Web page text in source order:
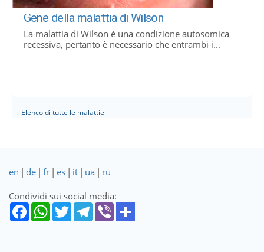
Gene della malattia di Wilson
La malattia di Wilson è una condizione autosomica
recessiva, pertanto è necessario che entrambi i...
Elenco di tutte le malattie
en | de | fr | es | it | ua | ru
Condividi sui social media: